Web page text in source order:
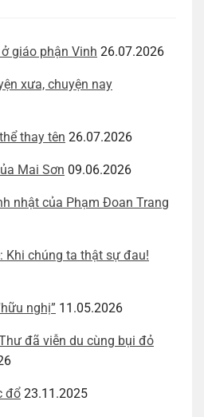
giáo phận Vinh 26.07.2026
xưa, chuyện nay
thay tên 26.07.2026
Mai Sơn 09.06.2026
nhật của Phạm Đoan Trang
Khi chúng ta thật sự đau!
nghị” 11.05.2026
đã viễn du cùng bụi đỏ
đổ 23.11.2025